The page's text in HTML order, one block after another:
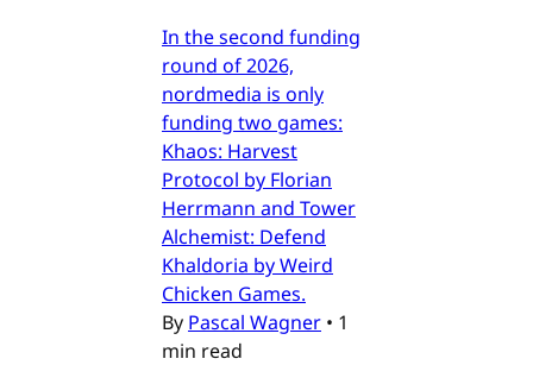
In the second funding
round of 2026,
nordmedia is only
funding two games:
Khaos: Harvest
Protocol by Florian
Herrmann and Tower
Alchemist: Defend
Khaldoria by Weird
Chicken Games.
By Pascal Wagner • 1
min read